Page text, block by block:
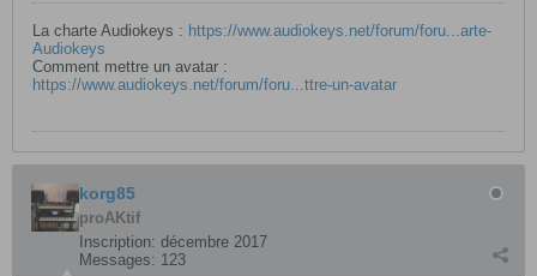
La charte Audiokeys : https://www.audiokeys.net/forum/foru...arte-
Audiokeys
Comment mettre un avatar :
https://www.audiokeys.net/forum/foru...ttre-un-avatar
korg85
proAKtif
Inscription: décembre 2017
Messages: 123